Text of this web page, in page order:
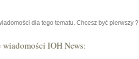
dla tego tematu. Chcesz być pierwszy ?
wiadomości IOH News: